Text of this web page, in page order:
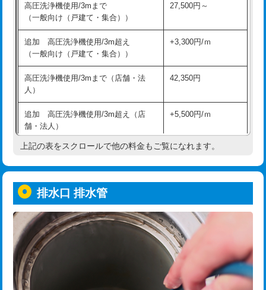
追加人工 16,500円
廃棄・処分 現場見積
※給水管工事は20mmまでの価格です。
給水管工事※（バンド止め)
給水管工事※（支持金具設置) 5,500円
給水管工事※（保温材使用（バンド止
め込み）)
5,500円
給水管工事※（土の掘削・埋め戻し作
業)
11,000円
給水管工事※（塩ビ管（VP・HI）使
用/3ｍまで)
用（追加）/3ｍ超え)
給水管工事※（ライニング鋼管・銅
管・ポリ管・HT管使用/3ｍまで)
44,000円
給水管工事※（ライニング鋼管・銅
管・ポリ管・HT管使用/3ｍ超え)
+8,800円
排水管工事（土の掘削・埋め戻し作
11,000円~
高圧洗浄機使用/3mまで
（一般向け（戸建て・集合））
27,500円～
追加 高圧洗浄機使用/3m超え
（一般向け（戸建て・集合））
+3,300円/ｍ
高圧洗浄機使用/3mまで（店舗・法
人）
42,350円
追加 高圧洗浄機使用/3m超え（店
舗・法人）
+5,500円/ｍ
高度高圧洗浄換 現地調査
トーラー機使用/3mまで
追加トーラー機使用/3m超え +3,300円
カメラ調査 33,000円
桝清掃 8,800円
上記の表をスクロールで他の料金もご覧になれます。
排水口 排水管